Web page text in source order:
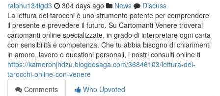
ralphu134igd3 304 days ago News
Discuss
La lettura dei tarocchi è uno strumento potente per comprendere
il presente e prevedere il futuro. Su Cartomanti Venere troverai
cartomanti online specializzate, in grado di interpretare ogni carta
con sensibilità e competenza. Che tu abbia bisogno di chiarimenti
in amore, lavoro o questioni personali, i nostri consulti online ti
https://kameronjhdzu.blogdosaga.com/36846103/lettura-dei-
tarocchi-online-con-venere
Comments
Who Upvoted